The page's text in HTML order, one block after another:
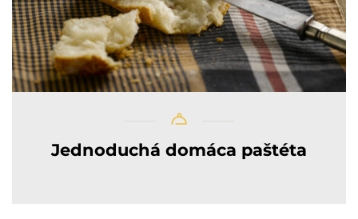
Jednoduchá domáca paštéta